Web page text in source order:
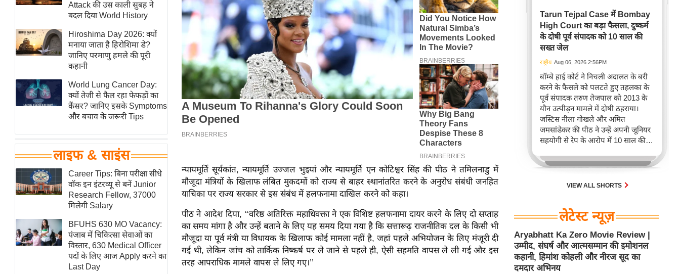
News
लाइफस्टाइल
टेक्नॉलॉजी
ब्यूटी/फैशन
घरेलू नुस्खे
पर्यटन स्थल
फिटनेस मंत्रा
रिलेशनशिप
विश्लेषण
समसामयिक
मातृभूमि
स्तंभ
आर.
आई.
चाय पर
समीक्षा
Attack की उस काली सुबह ने
बदल दिया World History
Hiroshima Day 2026: क्यों
मनाया जाता है हिरोशिमा डे?
जानिए परमाणु हमले की पूरी
कहानी
World Lung Cancer Day:
क्यों तेजी से फैल रहा फेफड़ों का
कैंसर? जानिए इसके Symptoms
और बचाव के जरूरी Tips
लाइफ & साइंस
Career Tips: बिना परीक्षा सीधे
वॉक इन इंटरव्यू से बनें Junior
Research Fellow, 37000
मिलेगी Salary
BFUHS 630 MO Vacancy:
पंजाब में चिकित्सा सेवाओं का
विस्तार, 630 Medical Officer
पदों के लिए आज Apply करने का
Last Day
न्यायमूर्ति सूर्यकांत, न्यायमूर्ति उज्जल भुइयां और न्यायमूर्ति एन कोटिश्वर सिंह की पीठ ने तमिलनाडु में
मौजूदा मंत्रियों के खिलाफ लंबित मुकदमों को राज्य से बाहर स्थानांतरित करने के अनुरोध संबंधी जनहित
याचिका पर राज्य सरकार से इस संबंध में हलफनामा दाखिल करने को कहा।
पीठ ने आदेश दिया, ‘‘वरिष्ठ अतिरिक्त महाधिवक्ता ने एक विशिष्ट हलफनामा दायर करने के लिए दो सप्ताह
का समय मांगा है और उन्हें बताने के लिए यह समय दिया गया है कि सत्तारूढ़ राजनीतिक दल के किसी भी
मौजूदा या पूर्व मंत्री या विधायक के खिलाफ कोई मामला नहीं है, जहां पहले अभियोजन के लिए मंजूरी दी
गई थी, लेकिन जांच को तार्किक निष्कर्ष पर ले जाने से पहले ही, ऐसी सहमति वापस ले ली गई और इस
तरह आपराधिक मामले वापस ले लिए गए।’’
Tarun Tejpal Case में Bombay
High Court का बड़ा फैसला, दुष्कर्म
के दोषी पूर्व संपादक को 10 साल की
सख्त जेल
राष्ट्रीय Aug 06, 2026 2:56PM
बॉम्बे हाई कोर्ट ने निचली अदालत के बरी
करने के फैसले को पलटते हुए तहलका के
पूर्व संपादक तरुण तेजपाल को 2013 के
यौन उत्पीड़न मामले में दोषी ठहराया।
जस्टिस नीला गोखले और अमित
जमसांडेकर की पीठ ने उन्हें अपनी जूनियर
सहयोगी से रेप के आरोप में 10 साल की
कार्यस्थल पर महिलाओं की सुरक्षा का मुद्दा
देश में यौन अपराधों के खिलाफ कानूनी
VIEW ALL SHORTS
लेटेस्ट न्यूज़
Aryabhatt Ka Zero Movie Review |
उम्मीद, संघर्ष और आत्मसम्मान की इमोशनल
कहानी, हिमांश कोहली और नीरज सूद का
दमदार अभिनय